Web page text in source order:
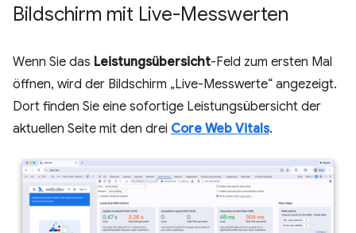
Bildschirm mit Live-Messwerten
Wenn Sie das Leistungsübersicht-Feld zum ersten Mal
öffnen, wird der Bildschirm „Live-Messwerte“ angezeigt.
Dort finden Sie eine sofortige Leistungsübersicht der
aktuellen Seite mit den drei Core Web Vitals.